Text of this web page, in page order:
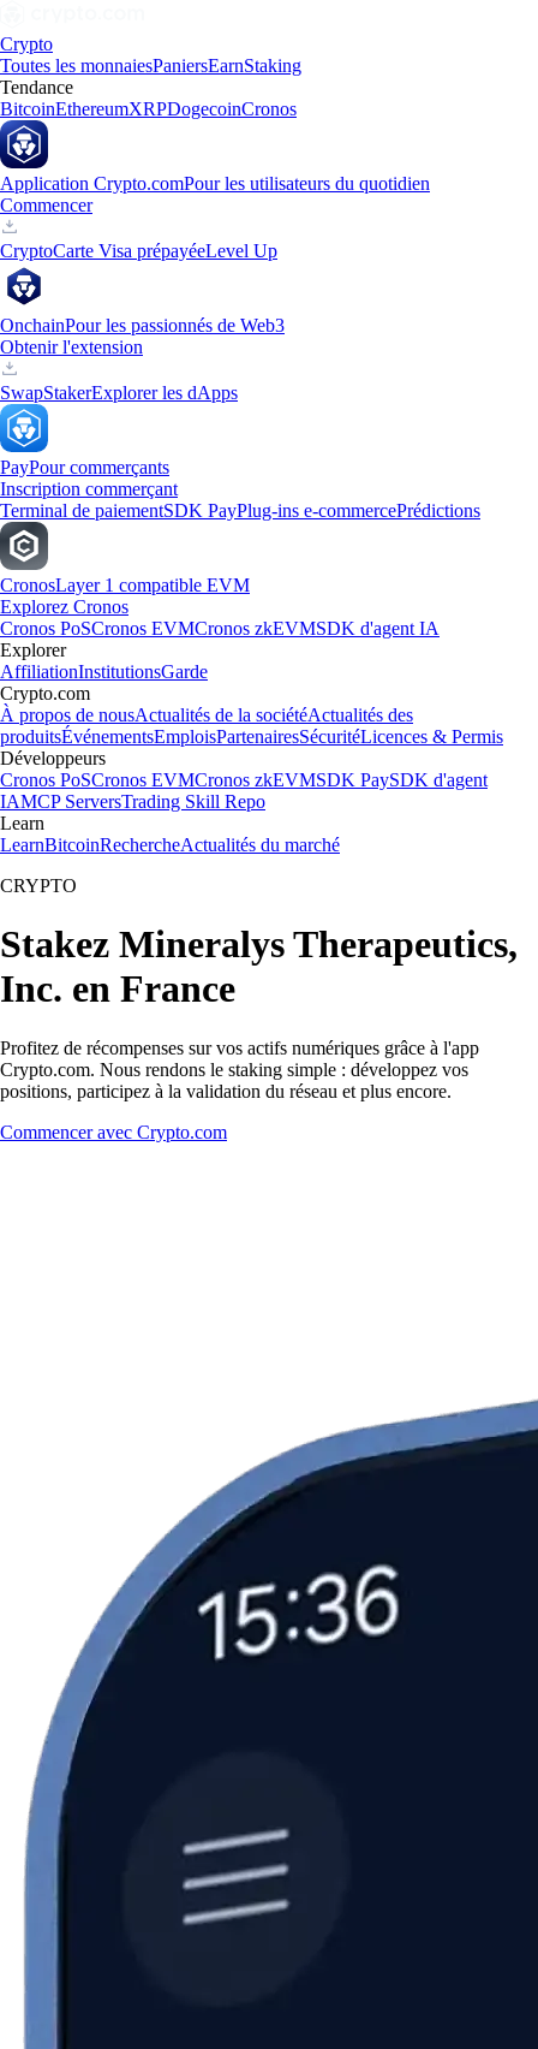
Crypto
Toutes les monnaiesPaniersEarnStaking
Tendance
BitcoinEthereumXRPDogecoinCronos
Application Crypto.comPour les utilisateurs du quotidien
Commencer
CryptoCarte Visa prépayéeLevel Up
OnchainPour les passionnés de Web3
Obtenir l'extension
SwapStakerExplorer les dApps
PayPour commerçants
Inscription commerçant
Terminal de paiementSDK PayPlug-ins e-commercePrédictions
CronosLayer 1 compatible EVM
Explorez Cronos
Cronos PoSCronos EVMCronos zkEVMSDK d'agent IA
Explorer
AffiliationInstitutionsGarde
Crypto.com
À propos de nousActualités de la sociétéActualités des
produitsÉvénementsEmploisPartenairesSécuritéLicences & Permis
Développeurs
Cronos PoSCronos EVMCronos zkEVMSDK PaySDK d'agent
IAMCP ServersTrading Skill Repo
Learn
LearnBitcoinRechercheActualités du marché
CRYPTO
Stakez Mineralys Therapeutics,
Inc. en France
Profitez de récompenses sur vos actifs numériques grâce à l'app
Crypto.com. Nous rendons le staking simple : développez vos
positions, participez à la validation du réseau et plus encore.
Commencer avec Crypto.com